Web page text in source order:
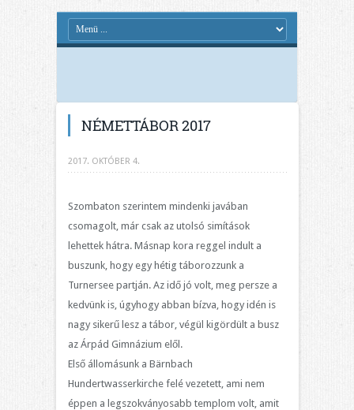
NÉMETTÁBOR 2017
2017. OKTÓBER 4.
Szombaton szerintem mindenki javában
csomagolt, már csak az utolsó simítások
lehettek hátra. Másnap kora reggel indult a
buszunk, hogy egy hétig táborozzunk a
Turnersee partján. Az idő jó volt, meg persze a
kedvünk is, úgyhogy abban bízva, hogy idén is
nagy sikerű lesz a tábor, végül kigördült a busz
az Árpád Gimnázium elől.
Első állomásunk a Bärnbach
Hundertwasserkirche felé vezetett, ami nem
éppen a legszokványosabb templom volt, amit